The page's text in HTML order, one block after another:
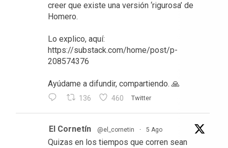
creer que existe una versión ‘rigurosa’ de
Homero.
Lo explico, aquí:
https://substack.com/home/post/p-
208574376
Ayúdame a difundir, compartiendo. 🙏
136 460 Twitter
El Cornetín @el_cornetin · 5 Ago
Quizas en los tiempos que corren sean